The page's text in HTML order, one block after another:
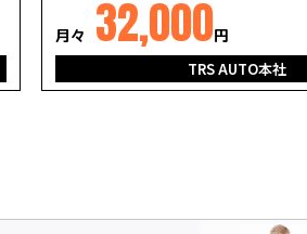
月々 32,000円
TRS AUTO本社